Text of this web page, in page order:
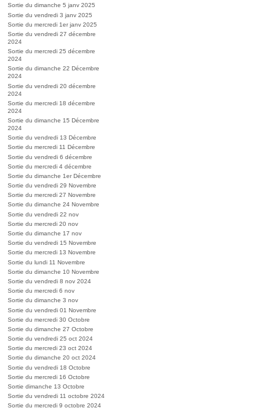
Sortie du dimanche 5 janv 2025
Sortie du vendredi 3 janv 2025
Sortie du mercredi 1er janv 2025
Sortie du vendredi 27 décembre
2024
Sortie du mercredi 25 décembre
2024
Sortie du dimanche 22 Décembre
2024
Sortie du vendredi 20 décembre
2024
Sortie du mercredi 18 décembre
2024
Sortie du dimanche 15 Décembre
2024
Sortie du vendredi 13 Décembre
Sortie du mercredi 11 Décembre
Sortie du vendredi 6 décembre
Sortie du mercredi 4 décembre
Sortie du dimanche 1er Décembre
Sortie du vendredi 29 Novembre
Sortie du mercredi 27 Novembre
Sortie du dimanche 24 Novembre
Sortie du vendredi 22 nov
Sortie du mercredi 20 nov
Sortie du dimanche 17 nov
Sortie du vendredi 15 Novembre
Sortie du mercredi 13 Novembre
Sortie du lundi 11 Novembre
Sortie du dimanche 10 Novembre
Sortie du vendredi 8 nov 2024
Sortie du mercredi 6 nov
Sortie du dimanche 3 nov
Sortie du vendredi 01 Novembre
Sortie du mercredi 30 Octobre
Sortie du dimanche 27 Octobre
Sortie du vendredi 25 oct 2024
Sortie du mercredi 23 oct 2024
Sortie du dimanche 20 oct 2024
Sortie du vendredi 18 Octobre
Sortie du mercredi 16 Octobre
Sortie dimanche 13 Octobre
Sortie du vendredi 11 octobre 2024
Sortie du mercredi 9 octobre 2024